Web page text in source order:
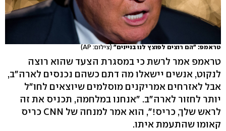
טראמפ: "הם רוצים לפוצץ לנו בניינים" (צילום: AP)
טראמפ אמר לרשת כי במסגרת הצעד שהוא רוצה
לנקוט, אנשים יישאלו מה דתם כשהם נכנסים לארה"ב,
אבל לאזרחים אמריקנים מוסלמים שיוצאים לחו"ל
יותר לחזור לארה"ב. "אנחנו במלחמה, תכניס את זה
לראש שלך, כריס!", הוא אמר למנחה של CNN כריס
קאומו שהתעמת איתו.